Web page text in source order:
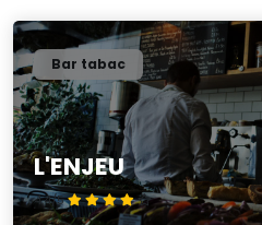
L'ENJEU
4.4/5
Bar tabac